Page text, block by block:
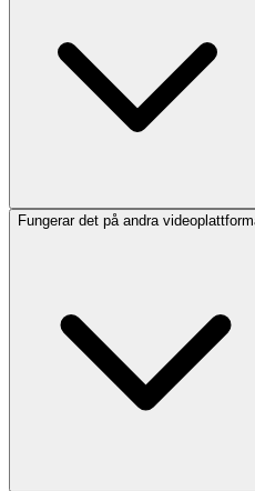
Fungerar det på andra